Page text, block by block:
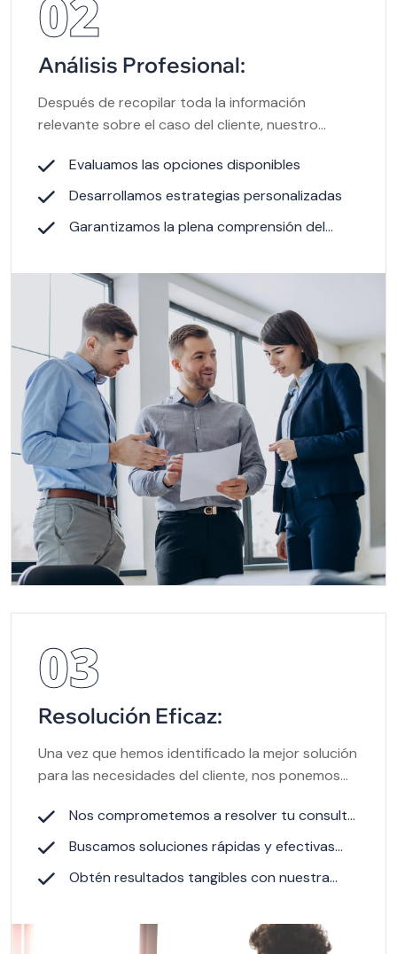
02
Análisis Profesional:
Después de recopilar toda la información
relevante sobre el caso del cliente, nuestro
Evaluamos las opciones disponibles
Desarrollamos estrategias personalizadas
Garantizamos la plena comprensión del
03
Resolución Eficaz:
Una vez que hemos identificado la mejor solución
para las necesidades del cliente, nos ponemos
Nos comprometemos a resolver tu consulta
eficientemente
Buscamos soluciones rápidas y efectivas
para ti
Obtén resultados tangibles con nuestra